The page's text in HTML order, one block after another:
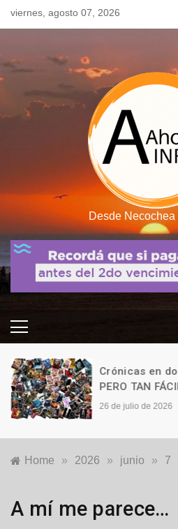
Skipviernes, agosto 07, 2026
Desde
Crónicas en
PERO TAN
26 de julio de 2026
Home » 2026 » junio » 7
Destacadas
Locales ,
A mí me parece…